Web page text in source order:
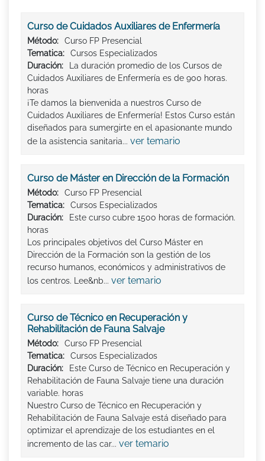
Curso de Cuidados Auxiliares de Enfermería
Método:
Curso FP Presencial
Tematica:
Cursos Especializados
Duración:
La duración promedio de los Cursos de
Cuidados Auxiliares de Enfermería es de 900 horas.
horas
¡Te damos la bienvenida a nuestros Curso de
Cuidados Auxiliares de Enfermería! Estos Curso están
diseñados para sumergirte en el apasionante mundo
de la asistencia sanitaria... ver temario
Curso de Máster en Dirección de la Formación
Método:
Curso FP Presencial
Tematica:
Cursos Especializados
Duración:
Este curso cubre 1500 horas de formación.
horas
Los principales objetivos del Curso Máster en
Dirección de la Formación son la gestión de los
recurso humanos, económicos y administrativos de
los centros. Lee&nb... ver temario
Curso de Técnico en Recuperación y
Rehabilitación de Fauna Salvaje
Método:
Curso FP Presencial
Tematica:
Cursos Especializados
Duración:
Este Curso de Técnico en Recuperación y
Rehabilitación de Fauna Salvaje tiene una duración
variable. horas
Nuestro Curso de Técnico en Recuperación y
Rehabilitación de Fauna Salvaje está diseñado para
optimizar el aprendizaje de los estudiantes en el
incremento de las car... ver temario